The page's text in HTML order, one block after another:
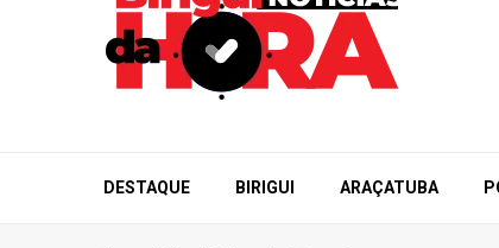
DESTAQUE BIRIGUI ARAÇATUBA